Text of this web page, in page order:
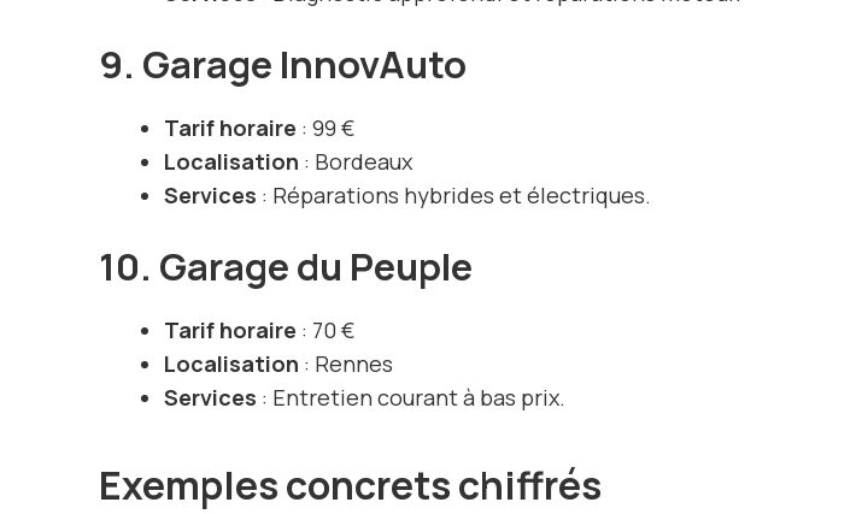
9. Garage InnovAuto
Tarif horaire : 99 €
Localisation : Bordeaux
Services : Réparations hybrides et électriques.
10. Garage du Peuple
Tarif horaire : 70 €
Localisation : Rennes
Services : Entretien courant à bas prix.
Exemples concrets chiffrés